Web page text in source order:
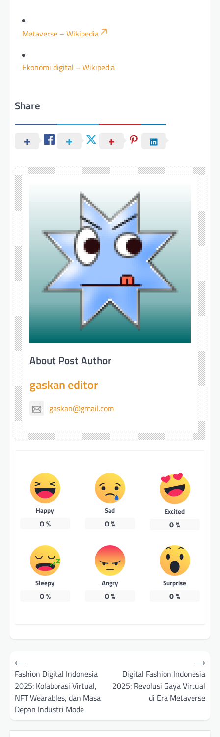
Metaverse – Wikipedia
Ekonomi digital – Wikipedia
Share
About Post Author
gaskan editor
gaskan@gmail.com
Happy
0%
Sad
0%
Excited
0%
Sleepy
0%
Angry
0%
Surprise
0%
Post
navigation
⟵
Fashion Digital Indonesia
2025: Kolaborasi Virtual,
NFT Wearables, dan Masa
Depan Industri Mode
Digital Fashion Indonesia
2025: Revolusi Gaya Virtual
di Era Metaverse
⟶